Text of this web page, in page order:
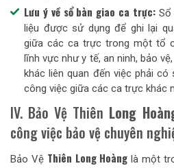
Lưu ý về sổ bàn giao ca trực: Sổ
liệu được sử dụng để ghi lại
giữa các ca trực trong một tổ
lĩnh vực như y tế, an ninh, bảo
khác liên quan đến việc phải
công việc giữa các ca trực khác
IV. Bảo Vệ Thiên Long
công việc bảo vệ chuyên
Bảo Vệ Thiên Long Hoàng là một